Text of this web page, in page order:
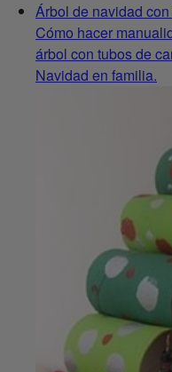
Árbol de navidad
Cómo hacer
árbol con tubos de
Navidad en familia.